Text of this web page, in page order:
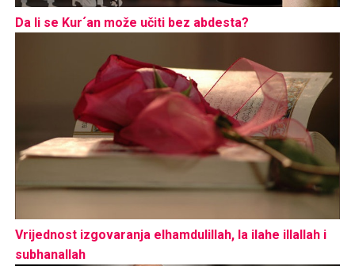
Da li se Kur´an može učiti bez abdesta?
Vrijednost izgovaranja elhamdulillah, la ilahe illallah i
subhanallah